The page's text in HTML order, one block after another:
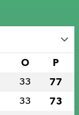
O P
33 77
33 73